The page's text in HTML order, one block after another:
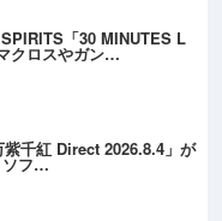
「30 MINUTES L
クロスやガン…
紫千紅 Direct 2026.8.4」が
ソフ…